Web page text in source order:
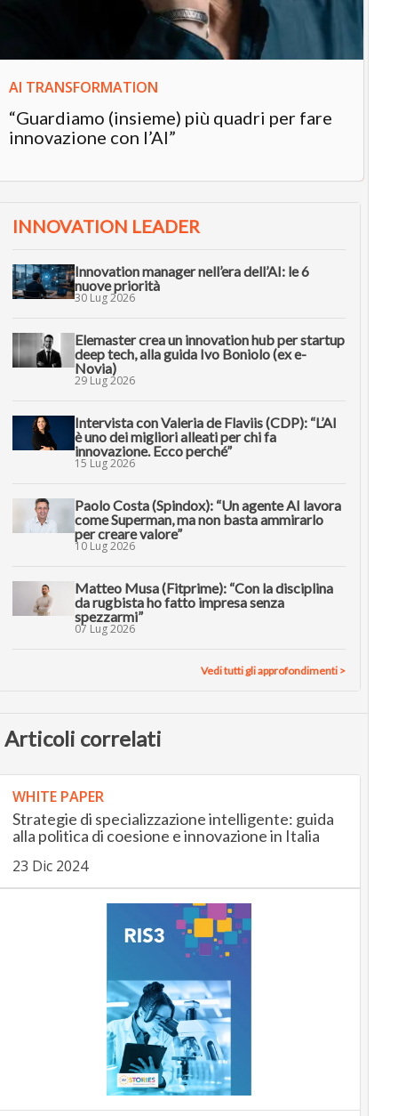
AI TRANSFORMATION
“Guardiamo (insieme) più quadri per fare
innovazione con l’AI”
INNOVATION LEADER
Innovation manager nell’era dell’AI: le 6
nuove priorità
30 Lug 2026
Elemaster crea un innovation hub per startup
deep tech, alla guida Ivo Boniolo (ex e-
Novia)
29 Lug 2026
Intervista con Valeria de Flaviis (CDP): “L’AI
è uno dei migliori alleati per chi fa
innovazione. Ecco perché”
15 Lug 2026
Paolo Costa (Spindox): “Un agente AI lavora
come Superman, ma non basta ammirarlo
per creare valore”
10 Lug 2026
Matteo Musa (Fitprime): “Con la disciplina
da rugbista ho fatto impresa senza
spezzarmi”
07 Lug 2026
Vedi tutti gli approfondimenti >
Articoli correlati
WHITE PAPER
Strategie di specializzazione intelligente: guida
alla politica di coesione e innovazione in Italia
23 Dic 2024